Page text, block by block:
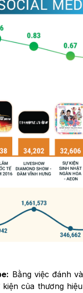
Bằng việc đánh
của thương